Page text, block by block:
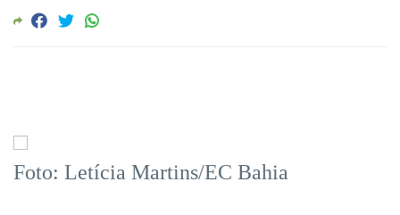
Foto: Letícia Martins/EC Bahia